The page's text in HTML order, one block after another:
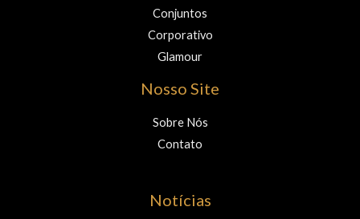
Conjuntos
Corporativo
Glamour
Nosso Site
Sobre Nós
Contato
Notícias